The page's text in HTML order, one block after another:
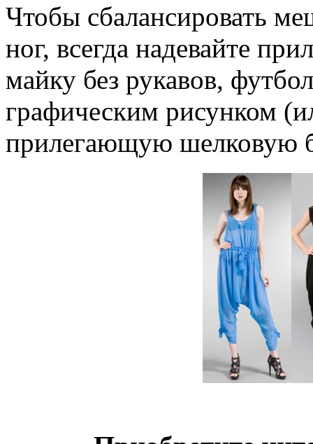
Чтобы сбалансировать
ног, всегда надевайте
майку без рукавов,
графическим рисунком
прилегающую шелковую